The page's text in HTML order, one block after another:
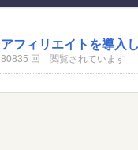
アフィリエイトを導入
80835 回 閲覧されています